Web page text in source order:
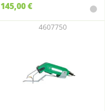
145,00 €
4607750